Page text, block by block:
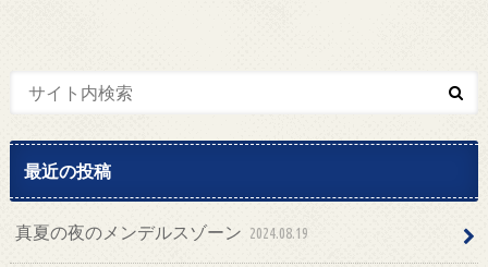
最近の投稿
真夏の夜のメンデルスゾーン 2024.08.19